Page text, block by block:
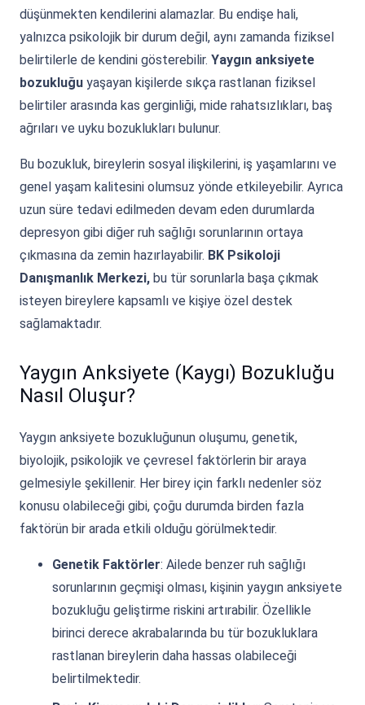
düşünmekten kendilerini alamazlar. Bu endişe hali,
yalnızca psikolojik bir durum değil, aynı zamanda fiziksel
belirtilerle de kendini gösterebilir. Yaygın anksiyete
bozukluğu yaşayan kişilerde sıkça rastlanan fiziksel
belirtiler arasında kas gerginliği, mide rahatsızlıkları, baş
ağrıları ve uyku bozuklukları bulunur.
Bu bozukluk, bireylerin sosyal ilişkilerini, iş yaşamlarını ve
genel yaşam kalitesini olumsuz yönde etkileyebilir. Ayrıca
uzun süre tedavi edilmeden devam eden durumlarda
depresyon gibi diğer ruh sağlığı sorunlarının ortaya
çıkmasına da zemin hazırlayabilir. BK Psikoloji
Danışmanlık Merkezi, bu tür sorunlarla başa çıkmak
isteyen bireylere kapsamlı ve kişiye özel destek
sağlamaktadır.
Yaygın Anksiyete (Kaygı) Bozukluğu
Nasıl Oluşur?
Yaygın anksiyete bozukluğunun oluşumu, genetik,
biyolojik, psikolojik ve çevresel faktörlerin bir araya
gelmesiyle şekillenir. Her birey için farklı nedenler söz
konusu olabileceği gibi, çoğu durumda birden fazla
faktörün bir arada etkili olduğu görülmektedir.
Genetik Faktörler: Ailede benzer ruh sağlığı
sorunlarının geçmişi olması, kişinin yaygın anksiyete
bozukluğu geliştirme riskini artırabilir. Özellikle
birinci derece akrabalarında bu tür bozukluklara
rastlanan bireylerin daha hassas olabileceği
belirtilmektedir.